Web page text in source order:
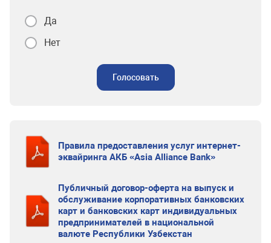
Да
Нет
Голосовать
Правила предоставления услуг интернет-
эквайринга АКБ «Asia Alliance Bank»
Публичный договор-оферта на выпуск и
обслуживание корпоративных банковских
карт и банковских карт индивидуальных
предпринимателей в национальной
валюте Республики Узбекстан